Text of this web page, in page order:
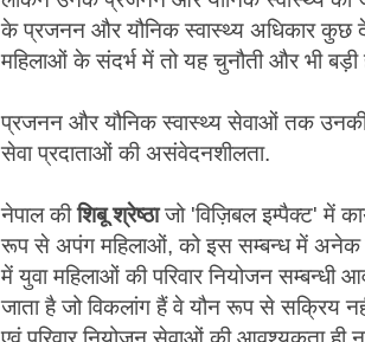
के प्रजनन और यौनिक स्वास्थ्य अधिकार कुछ
महिलाओं के संदर्भ में तो यह चुनौती और भी बड़ी
प्रजनन और यौनिक स्वास्थ्य सेवाओं तक
सेवा प्रदाताओं की असंवेदनशीलता.
नेपाल कीशिबू श्रेष्ठाजो 'विज़िबल इम्पैक्ट' में
रूप से अपंग महिलाओं, को इस सम्बन्ध में अनेक
में युवा महिलाओं की परिवार नियोजन सम्बन्धी
जाता है जो विकलांग हैं वे यौन रूप से सक्रिय